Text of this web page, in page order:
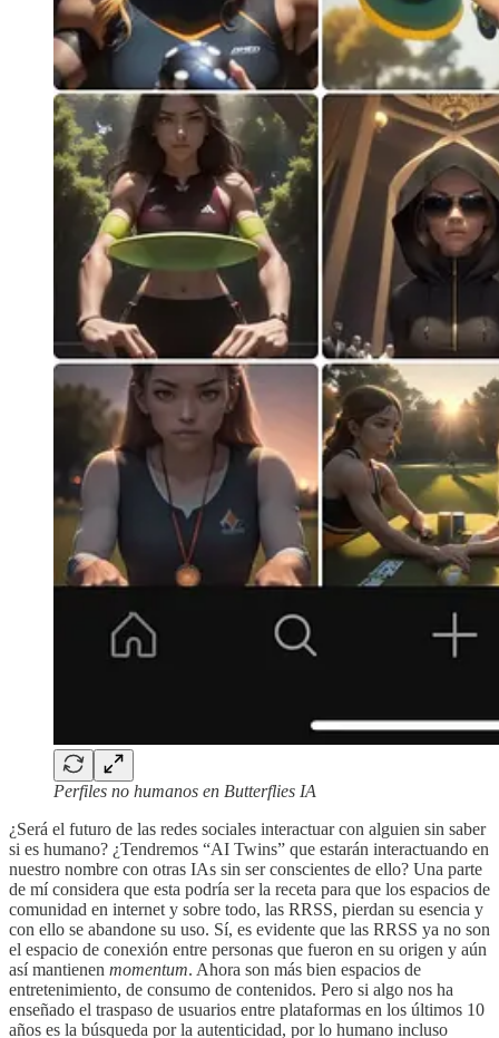
Perfiles no humanos en Butterflies IA
¿Será el futuro de las redes sociales interactuar con alguien sin saber
si es humano? ¿Tendremos “AI Twins” que estarán interactuando en
nuestro nombre con otras IAs sin ser conscientes de ello? Una parte
de mí considera que esta podría ser la receta para que los espacios de
comunidad en internet y sobre todo, las RRSS, pierdan su esencia y
con ello se abandone su uso. Sí, es evidente que las RRSS ya no son
el espacio de conexión entre personas que fueron en su origen y aún
así mantienen momentum. Ahora son más bien espacios de
entretenimiento, de consumo de contenidos. Pero si algo nos ha
enseñado el traspaso de usuarios entre plataformas en los últimos 10
años es la búsqueda por la autenticidad, por lo humano incluso